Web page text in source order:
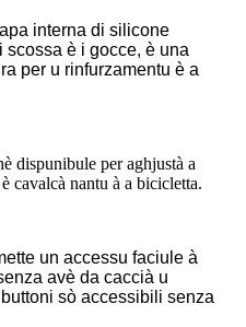
interna di silicone
scossa è i gocce, è una
per u rinfurzamentu è a
dispunibule per aghjustà a
cavalcà nantu à a bicicletta.
un accessu faciule à
avè da caccià u
sò accessibili senza